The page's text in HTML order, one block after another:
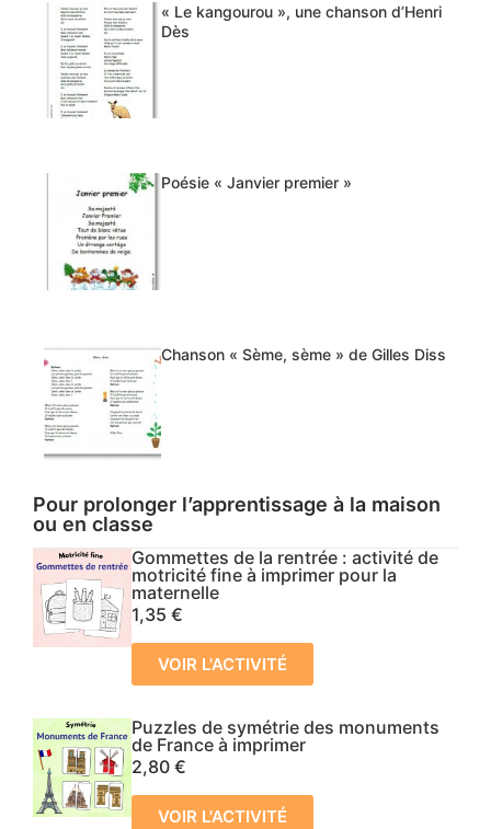
« Le kangourou », une chanson d’Henri
Dès
Poésie « Janvier premier »
Chanson « Sème, sème » de Gilles Diss
Pour prolonger l’apprentissage à la maison
ou en classe
Gommettes de la rentrée : activité de
motricité fine à imprimer pour la
maternelle
1,35 €
VOIR L'ACTIVITÉ
Puzzles de symétrie des monuments
de France à imprimer
2,80 €
VOIR L'ACTIVITÉ